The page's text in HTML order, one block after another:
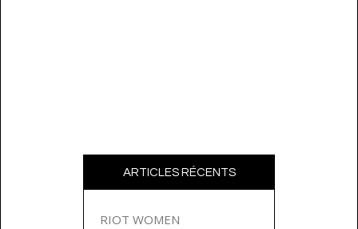
ARTICLES RÉCENTS
RIOT WOMEN